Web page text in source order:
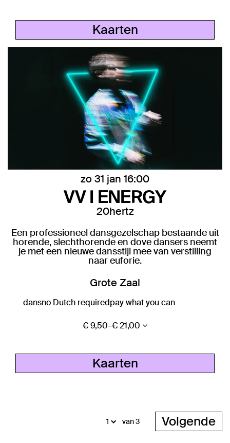
Kaarten
VV I ENERGY
20hertz
zo 31 jan 16:00
Een professioneel dansgezelschap bestaande uit
horende, slechthorende en dove dansers neemt
je met een nieuwe dansstijl mee van verstilling
naar euforie.
Grote Zaal
dansno Dutch requiredpay what you can
€ 9,50–€ 21,00
Kaarten
van 3 Volgende